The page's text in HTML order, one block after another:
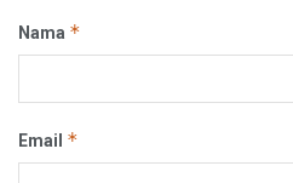
Nama *
Email *